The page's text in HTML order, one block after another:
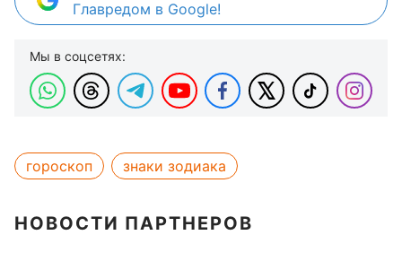
Главредом в Google!
Мы в соцсетях:
гороскоп знаки зодиака
НОВОСТИ ПАРТНЕРОВ